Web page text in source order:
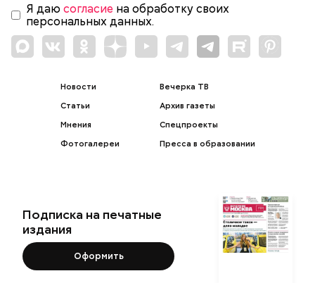
Я даю согласие на обработку своих
персональных данных.
Новости
Статьи
Мнения
Фотогалереи
Вечерка ТВ
Архив газеты
Спецпроекты
Пресса в образовании
Подписка на печатные
издания
Оформить